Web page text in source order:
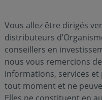
de
Vous allez être dirigés
distributeurs
conseillers en
nous vous remercions
informations, services
tout moment et ne